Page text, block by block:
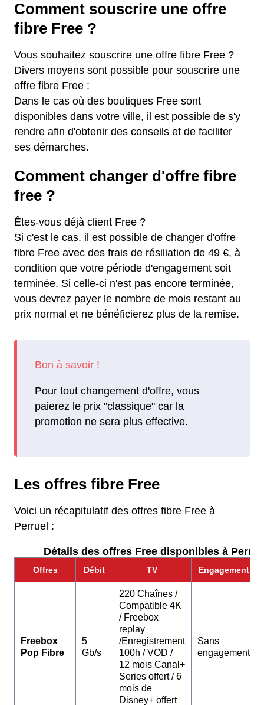
Comment souscrire une offre
fibre Free ?
Vous souhaitez souscrire une offre fibre Free ?
Divers moyens sont possible pour souscrire une
offre fibre Free :
Dans le cas où des boutiques Free sont
disponibles dans votre ville, il est possible de s'y
rendre afin d'obtenir des conseils et de faciliter
ses démarches.
Comment changer d'offre fibre
free ?
Êtes-vous déjà client Free ?
Si c'est le cas, il est possible de changer d'offre
fibre Free avec des frais de résiliation de 49 €, à
condition que votre période d'engagement soit
terminée. Si celle-ci n'est pas encore terminée,
vous devrez payer le nombre de mois restant au
prix normal et ne bénéficierez plus de la remise.
Pour tout changement d'offre, vous
paierez le prix "classique" car la
promotion ne sera plus effective.
Les offres fibre Free
Voici un récapitulatif des offres fibre Free à
Perruel :
Détails des offres Free disponibles à
Offres Débit TV Engagement
Freebox
Pop Fibre
5
Gb/s
220 Chaînes /
Compatible 4K
/ Freebox
replay
/Enregistrement
100h / VOD /
12 mois Canal+
Series offert / 6
mois de
Disney+ offert
Sans
engagement